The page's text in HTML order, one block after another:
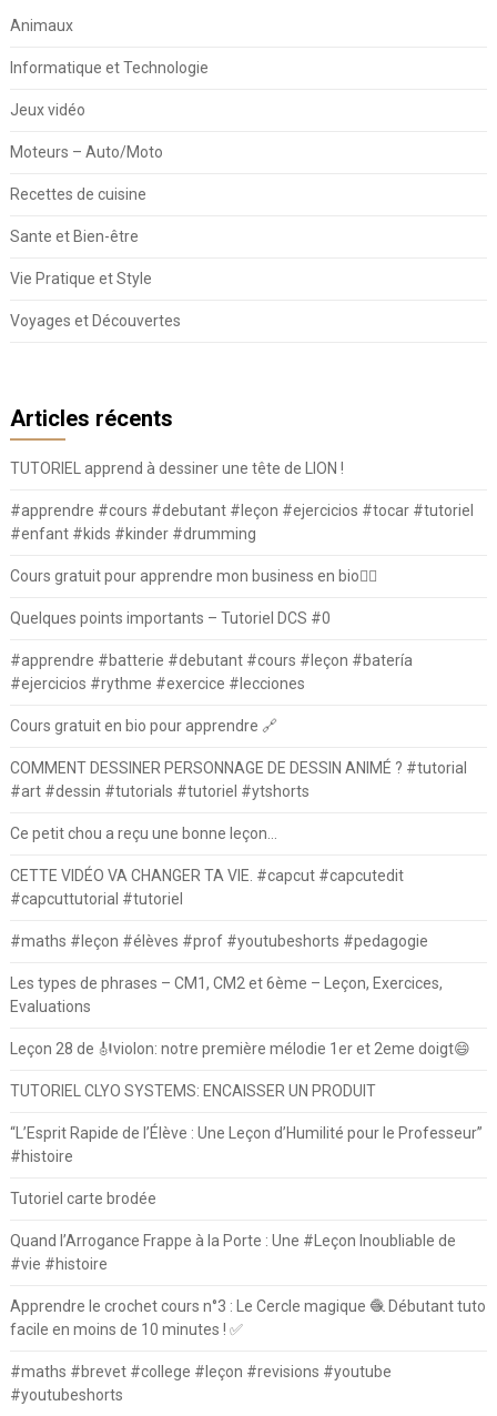
Animaux
Informatique et Technologie
Jeux vidéo
Moteurs – Auto/Moto
Recettes de cuisine
Sante et Bien-être
Vie Pratique et Style
Voyages et Découvertes
Articles récents
TUTORIEL apprend à dessiner une tête de LION !
#apprendre #cours #debutant #leçon #ejercicios #tocar #tutoriel
#enfant #kids #kinder #drumming
Cours gratuit pour apprendre mon business en bio⛓️‍💥
Quelques points importants – Tutoriel DCS #0
#apprendre #batterie #debutant #cours #leçon #batería
#ejercicios #rythme #exercice #lecciones
Cours gratuit en bio pour apprendre 🔗
COMMENT DESSINER PERSONNAGE DE DESSIN ANIMÉ ? #tutorial
#art #dessin #tutorials #tutoriel #ytshorts
Ce petit chou a reçu une bonne leçon…
CETTE VIDÉO VA CHANGER TA VIE. #capcut #capcutedit
#capcuttutorial #tutoriel
#maths #leçon #élèves #prof #youtubeshorts #pedagogie
Les types de phrases – CM1, CM2 et 6ème – Leçon, Exercices,
Evaluations
Leçon 28 de 🎻violon: notre première mélodie 1er et 2eme doigt😄
TUTORIEL CLYO SYSTEMS: ENCAISSER UN PRODUIT
“L’Esprit Rapide de l’Élève : Une Leçon d’Humilité pour le Professeur”
#histoire
Tutoriel carte brodée
Quand l’Arrogance Frappe à la Porte : Une #Leçon Inoubliable de
#vie #histoire
Apprendre le crochet cours n°3 : Le Cercle magique 🧶 Débutant tuto
facile en moins de 10 minutes ! ✅
#maths #brevet #college #leçon #revisions #youtube
#youtubeshorts